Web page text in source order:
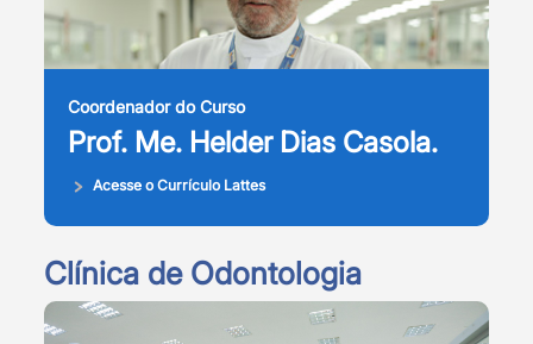
Coordenador do Curso
Prof. Me. Helder Dias Casola.
Acesse o Currículo Lattes
Clínica de Odontologia